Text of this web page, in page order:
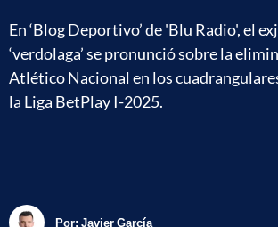
En ‘Blog Deportivo’ de 'Blu Radio', el
‘verdolaga’ se pronunció sobre la
Atlético Nacional en los
la Liga BetPlay I-2025.
Por: Javier García